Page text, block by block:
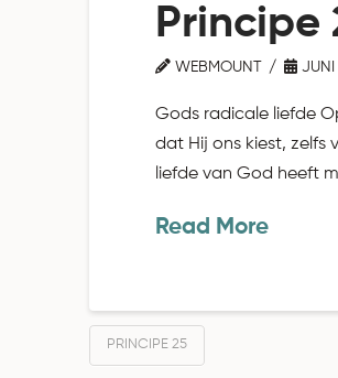
Principe
WEBMOUNT JUNI
Gods radicale liefde
dat Hij ons kiest, zelfs
liefde van God heeft
Read More
PRINCIPE 25